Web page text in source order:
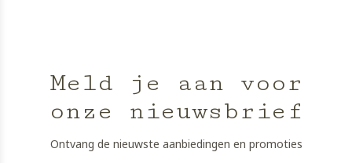
Meld je aan voor
onze nieuwsbrief
Ontvang de nieuwste aanbiedingen en promoties